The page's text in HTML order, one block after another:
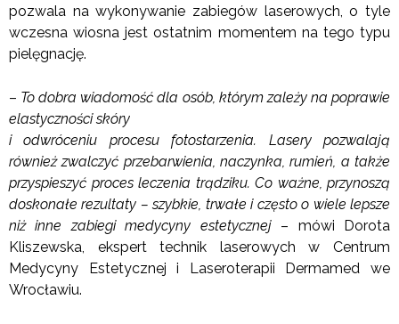
pozwala na wykonywanie zabiegów laserowych, o tyle
wczesna wiosna jest ostatnim momentem na tego typu
pielęgnację.
– To dobra wiadomość dla osób, którym zależy na poprawie
elastyczności skóry
i odwróceniu procesu fotostarzenia. Lasery pozwalają
również zwalczyć przebarwienia, naczynka, rumień, a także
przyspieszyć proces leczenia trądziku. Co ważne, przynoszą
doskonałe rezultaty – szybkie, trwałe i często o wiele lepsze
niż inne zabiegi medycyny estetycznej– mówi Dorota
Kliszewska, ekspert technik laserowych w Centrum
Medycyny Estetycznej i Laseroterapii Dermamed we
Wrocławiu.